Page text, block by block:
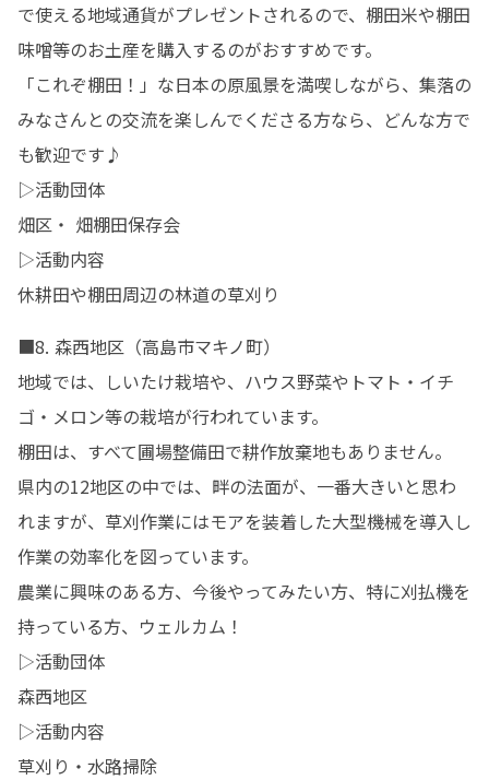
で使える地域通貨がプレゼントされるので、棚田米や棚田
味噌等のお土産を購入するのがおすすめです。
「これぞ棚田！」な日本の原風景を満喫しながら、集落の
みなさんとの交流を楽しんでくださる方なら、どんな方で
も歓迎です♪
▷活動団体
畑区・ 畑棚田保存会
▷活動内容
休耕田や棚田周辺の林道の草刈り
■8. 森西地区（高島市マキノ町）
地域では、しいたけ栽培や、ハウス野菜やトマト・イチ
ゴ・メロン等の栽培が行われています。
棚田は、すべて圃場整備田で耕作放棄地もありません。
県内の12地区の中では、畔の法面が、一番大きいと思わ
れますが、草刈作業にはモアを装着した大型機械を導入し
作業の効率化を図っています。
農業に興味のある方、今後やってみたい方、特に刈払機を
持っている方、ウェルカム！
▷活動団体
森西地区
▷活動内容
草刈り・水路掃除